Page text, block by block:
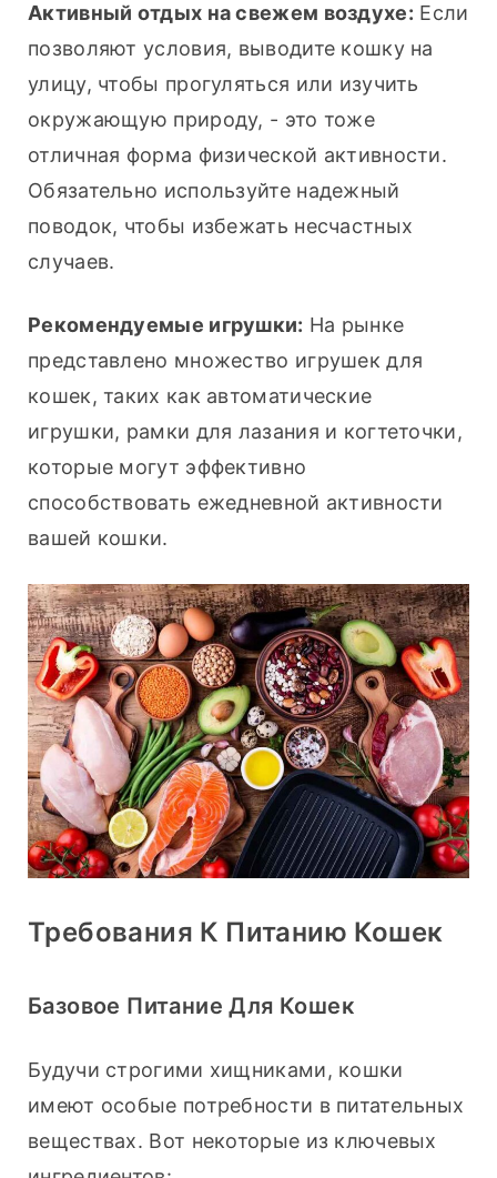
Активный отдых на свежем воздухе: Если
позволяют условия, выводите кошку на
улицу, чтобы прогуляться или изучить
окружающую природу, - это тоже
отличная форма физической активности.
Обязательно используйте надежный
поводок, чтобы избежать несчастных
случаев.
Рекомендуемые игрушки: На рынке
представлено множество игрушек для
кошек, таких как автоматические
игрушки, рамки для лазания и когтеточки,
которые могут эффективно
способствовать ежедневной активности
вашей кошки.
Требования К Питанию Кошек
Базовое Питание Для Кошек
Будучи строгими хищниками, кошки
имеют особые потребности в питательных
веществах. Вот некоторые из ключевых